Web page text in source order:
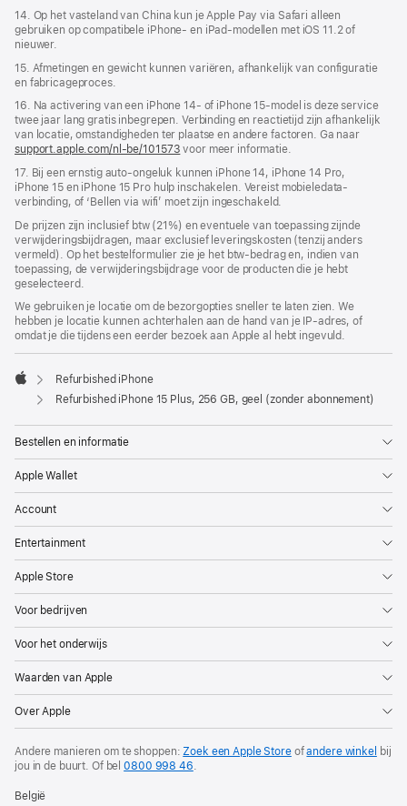
14. Op het vasteland van China kun je Apple Pay via Safari alleen
gebruiken op compatibele iPhone‑ en iPad-modellen met iOS 11.2 of
nieuwer.
15. Afmetingen en gewicht kunnen variëren, afhankelijk van configuratie
en fabricageproces.
16. Na activering van een iPhone 14- of iPhone 15-model is deze service
twee jaar lang gratis inbegrepen. Verbinding en reactie­tijd zijn afhankelijk
van locatie, omstandigheden ter plaatse en andere factoren. Ga naar
support.apple.com/nl-be/101573 voor meer informatie.
17. Bij een ernstig auto-ongeluk kunnen iPhone 14, iPhone 14 Pro,
iPhone 15 en iPhone 15 Pro hulp inschakelen. Vereist mobieledata­
verbinding, of ‘Bellen via wifi’ moet zijn ingeschakeld.
De prijzen zijn inclusief btw (21%) en eventuele van toepassing zijnde
verwijderingsbijdragen, maar exclusief leveringskosten (tenzij anders
vermeld). Op het bestelformulier zie je het btw-bedrag en, indien van
toepassing, de verwijderingsbijdrage voor de producten die je hebt
geselecteerd.
We gebruiken je locatie om de bezorgopties sneller te laten zien. We
hebben je locatie kunnen achterhalen aan de hand van je IP-adres, of
omdat je die tijdens een eerder bezoek aan Apple al hebt ingevuld.
Apple
Refurbished iPhone
Refurbished iPhone 15 Plus, 256 GB, geel (zonder abonnement)
Bestellen en informatie
Apple Wallet
Account
Entertainment
Apple Store
Voor bedrijven
Voor het onderwijs
Waarden van Apple
Over Apple
Andere manieren om te shoppen:Zoek een Apple Storeofandere winkel bij
jou in de buurt. Of bel0800 998 46.
België